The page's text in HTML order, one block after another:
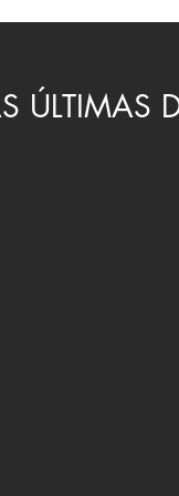
ÚLTIMAS